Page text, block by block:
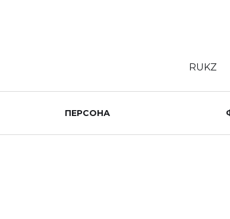
RUKZ
ПЕРСОНА